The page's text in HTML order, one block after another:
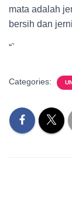
mata adalah
bersih dan
“`
Categories: